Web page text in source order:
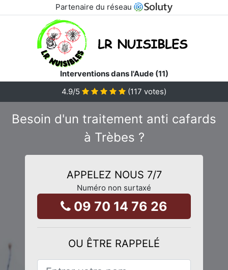
Partenaire du réseau
Interventions dans l'Aude (11)
4.9/5 (117 votes)
Besoin d'un traitement anti cafards
à Trèbes ?
APPELEZ NOUS 7/7
Numéro non surtaxé
09 70 14 76 26
OU ÊTRE RAPPELÉ